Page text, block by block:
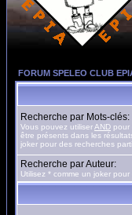
FORUM SPELEO CLUB
Recherche par Mots-clés:
Vous pouvez utiliserAND pour
être présents dans les
joker pour des recherches
Recherche par Auteur:
Utilisez * comme un joker